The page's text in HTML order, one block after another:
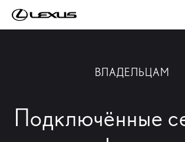
ВЛАДЕЛЬЦАМ
Подключённые